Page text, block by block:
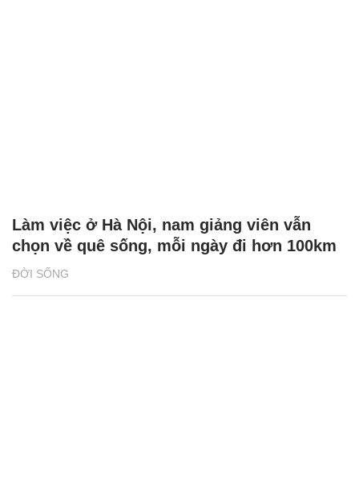
ĐỜI SỐNG
Làm việc ở Hà Nội, nam giảng viên vẫn
chọn về quê sống, mỗi ngày đi hơn 100km